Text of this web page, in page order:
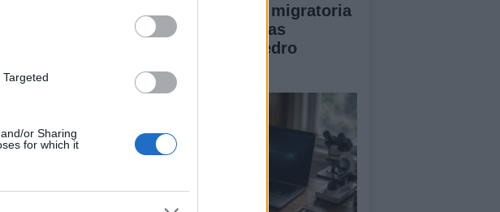
or Sharing
for which it
para
2010
Accent 2010 es
ciento en la
ya está
Análisis de la crisis migratoria
en Ceuta y las críticas
internacionales a Pedro